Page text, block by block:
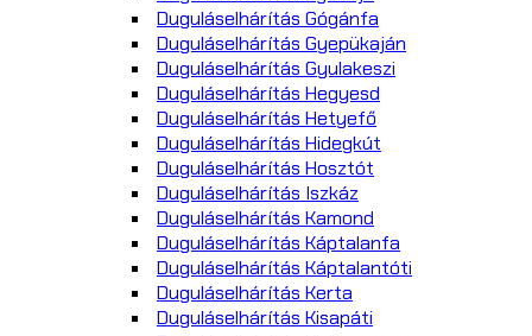
Duguláselhárítás Gógánfa
Duguláselhárítás Gyepükaján
Duguláselhárítás Gyulakeszi
Duguláselhárítás Hegyesd
Duguláselhárítás Hetyefő
Duguláselhárítás Hidegkút
Duguláselhárítás Hosztót
Duguláselhárítás Iszkáz
Duguláselhárítás Kamond
Duguláselhárítás Káptalanfa
Duguláselhárítás Káptalantóti
Duguláselhárítás Kerta
Duguláselhárítás Kisapáti